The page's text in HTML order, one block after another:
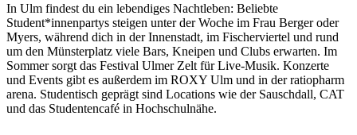
In Ulm findest du ein lebendiges Nachtleben: Beliebte
Student*innenpartys steigen unter der Woche im Frau Berger oder
Myers, während dich in der Innenstadt, im Fischerviertel und rund
um den Münsterplatz viele Bars, Kneipen und Clubs erwarten. Im
Sommer sorgt das Festival Ulmer Zelt für Live-Musik. Konzerte
und Events gibt es außerdem im ROXY Ulm und in der ratiopharm
arena. Studentisch geprägt sind Locations wie der Sauschdall, CAT
und das Studentencafé in Hochschulnähe.